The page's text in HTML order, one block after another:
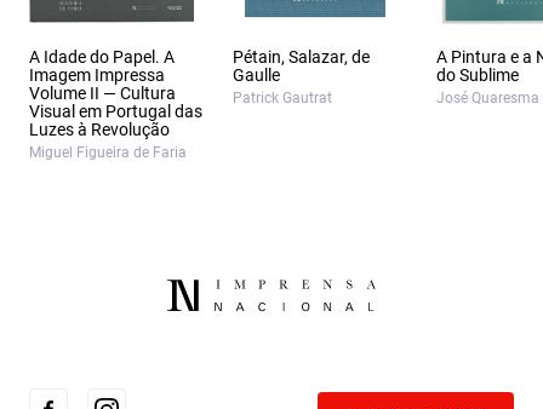
A Idade do Papel. A
Imagem Impressa
Volume II — Cultura
Visual em Portugal das
Luzes à Revolução
Miguel Figueira de Faria
Pétain, Salazar, de
Gaulle
Patrick Gautrat
A Pintura e a
do Sublime
José Quaresma